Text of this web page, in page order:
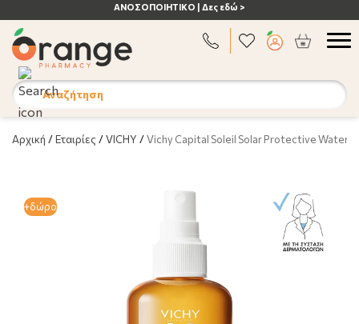
ΑΝΟΣΟΠΟΙΗΤΙΚΟ | Δες εδώ >
Αναζήτηση
Αρχική /Εταιρίες /VICHY /Vichy Capital Soleil Solar Protective Water
+δώρο